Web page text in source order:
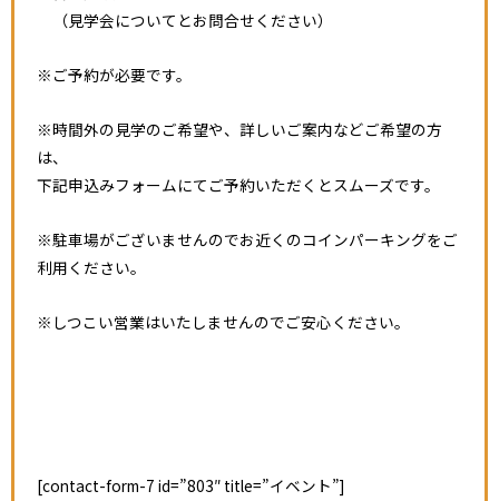
（見学会についてとお問合せください）
※ご予約が必要です。
※時間外の見学のご希望や、詳しいご案内などご希望の方
は、
下記申込みフォームにてご予約いただくとスムーズです。
※駐車場がございませんのでお近くのコインパーキングをご
利用ください。
※しつこい営業はいたしませんのでご安心ください。
[contact-form-7 id=”803″ title=”イベント”]